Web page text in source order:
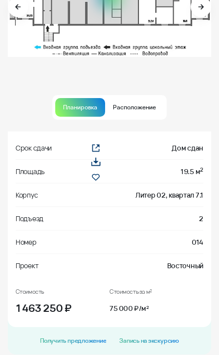
Планировка Расположение
Срок сдачи Дом сдан
Площадь 19.5 м2
Корпус Литер 02, квартал 7.1
Подъезд 2
Номер 014
Проект Восточный
Стоимость
1 463 250₽
Стоимость за м²
75 000 ₽/м²
Получить предложение Запись на экскурсию